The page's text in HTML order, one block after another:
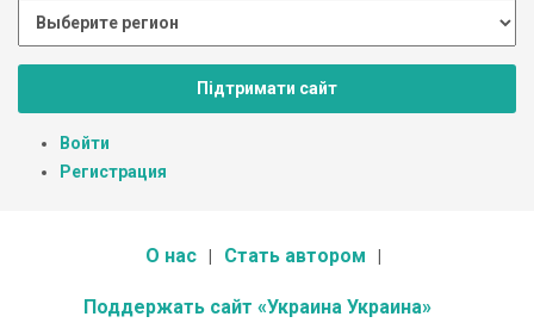
Підтримати сайт
Войти
Регистрация
О нас Стать автором
Поддержать сайт «Украина Украина»